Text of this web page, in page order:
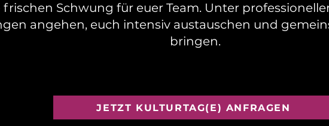
Schwung für euer Team. Unter
angehen, euch intensiv austauschen und
bringen.
JETZT KULTURTAG(E) ANFRAGEN